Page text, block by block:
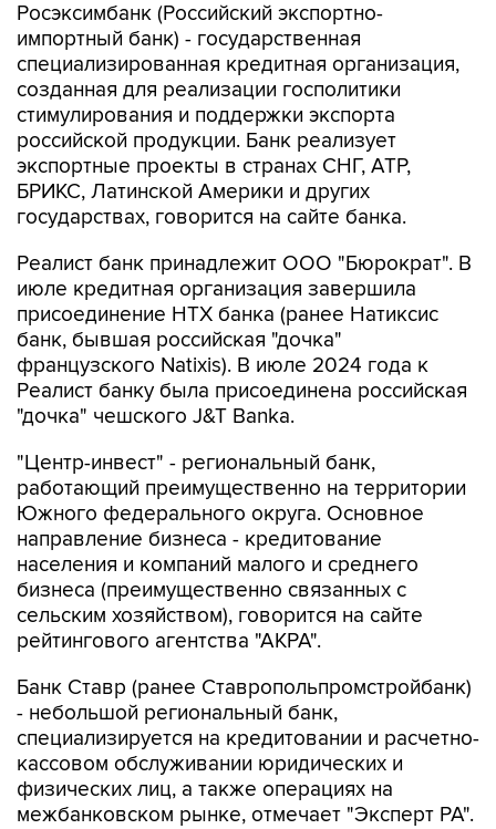
Росэксимбанк (Российский экспортно-
импортный банк) - государственная
специализированная кредитная организация,
созданная для реализации госполитики
стимулирования и поддержки экспорта
российской продукции. Банк реализует
экспортные проекты в странах СНГ, АТР,
БРИКС, Латинской Америки и других
государствах, говорится на сайте банка.
Реалист банк принадлежит ООО "Бюрократ". В
июле кредитная организация завершила
присоединение НТХ банка (ранее Натиксис
банк, бывшая российская "дочка"
французского Natixis). В июле 2024 года к
Реалист банку была присоединена российская
"дочка" чешского J&T Banka.
"Центр-инвест" - региональный банк,
работающий преимущественно на территории
Южного федерального округа. Основное
направление бизнеса - кредитование
населения и компаний малого и среднего
бизнеса (преимущественно связанных с
сельским хозяйством), говорится на сайте
рейтингового агентства "АКРА".
Банк Ставр (ранее Ставропольпромстройбанк)
- небольшой региональный банк,
специализируется на кредитовании и расчетно-
кассовом обслуживании юридических и
физических лиц, а также операциях на
межбанковском рынке, отмечает "Эксперт РА".